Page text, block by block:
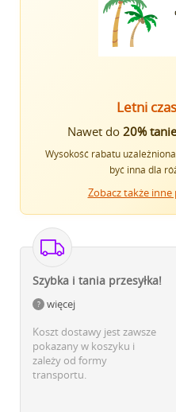
Letni
Nawet do 20%
Wysokość rabatu
być inna dla
Zobacz także
Szybka i tania przesyłka!
więcej
Koszt dostawy jest zawsze
pokazany w koszyku i
zależy od formy
transportu.